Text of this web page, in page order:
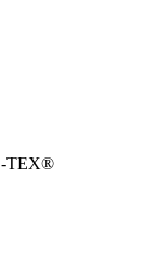
TEX®